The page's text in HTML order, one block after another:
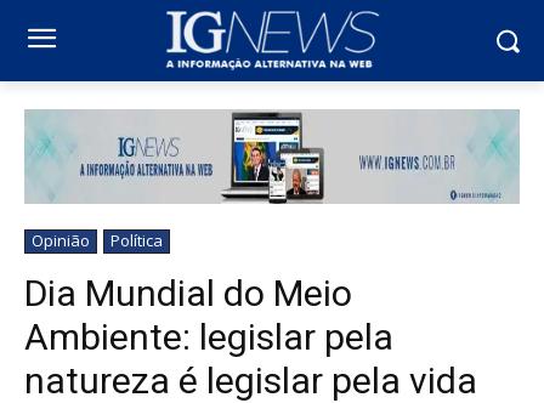
Opinião Política
Dia Mundial do Meio
Ambiente: legislar pela
natureza é legislar pela vida